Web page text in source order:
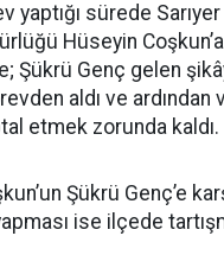
yaptığı sürede
Hüseyin Coşkun’a
Şükrü Genç gelen
aldı ve
etmek zorunda kaldı.
Şükrü Genç’e
ise ilçede